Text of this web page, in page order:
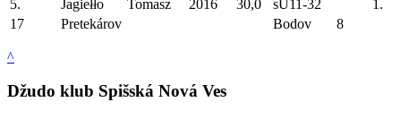
5.
Jagiełło Tomasz 2016 30,0 sU11-32
1.
17
Pretekárov Bodov 8
^
Džudo klub Spišská Nová Ves